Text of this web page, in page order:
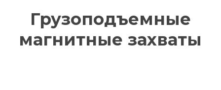
Грузоподъемные
магнитные захваты